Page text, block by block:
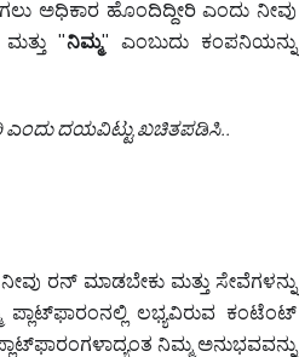
ಅಧಿಕಾರ ಹೊಂದಿದ್ದೀರಿ ಎಂದು ನೀವು
"ನಿಮ್ಮ" ಎಂಬುದು ಕಂಪನಿಯನ್ನು
ಎಂದು ದಯವಿಟ್ಟು ಖಚಿತಪಡಿಸಿ..
ರನ್ ಮಾಡಬೇಕು ಮತ್ತು ಸೇವೆಗಳನ್ನು
ಲಭ್ಯವಿರುವ ಕಂಟೆಂಟ್
ನಿಮ್ಮ ಅನುಭವವನ್ನು